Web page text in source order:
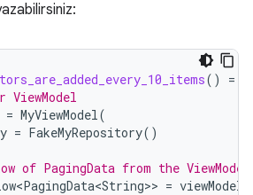
() =
= MyViewModel(
= FakeMyRepository()
of PagingData from the
> = viewModel